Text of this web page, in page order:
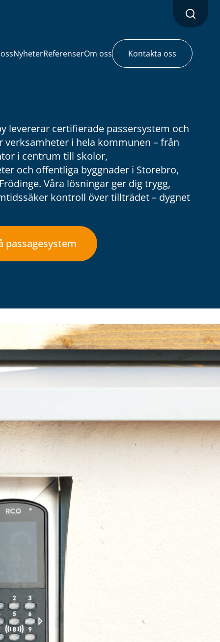
NyheterReferenserOm oss Kontakta oss
levererar certifierade passersystem och
i hela kommunen – från
i centrum till skolor,
och offentliga byggnader i Storebro,
Våra lösningar ger dig trygg,
kontroll över tillträdet – dygnet
passagesystem